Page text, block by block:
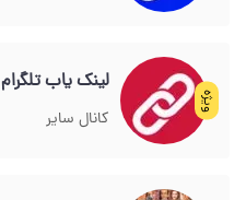
ویژه
لینک یاب تلگرام
کانال سایر